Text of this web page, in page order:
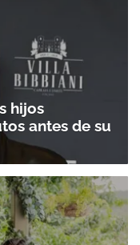
hijos
antes de su